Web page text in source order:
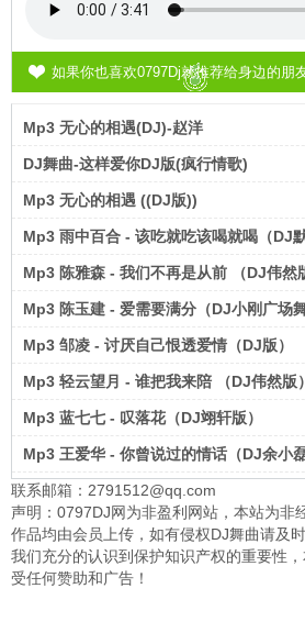
如果你也喜欢0797Dj就推荐给身边的朋
Mp3 无心的相遇(DJ)-赵洋
DJ舞曲-这样爱你DJ版(疯行情歌)
Mp3 无心的相遇 ((DJ版))
Mp3 雨中百合 - 该吃就吃该喝就喝（DJ默
Mp3 陈雅森 - 我们不再是从前 （DJ伟然
Mp3 陈玉建 - 爱需要满分（DJ小刚广场舞
Mp3 邹凌 - 讨厌自己恨透爱情（DJ版）
Mp3 轻云望月 - 谁把我来陪 （DJ伟然版）
Mp3 蓝七七 - 叹落花（DJ翊轩版）
Mp3 王爱华 - 你曾说过的情话（DJ余小磊
联系邮箱：2791512@qq.com
声明：0797DJ网为非盈利网站，本站为非
作品均由会员上传，如有侵权DJ舞曲请及
我们充分的认识到保护知识产权的重要性
受任何赞助和广告！